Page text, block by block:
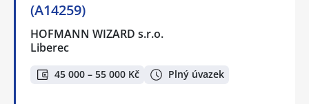
(A14259)
HOFMANN WIZARD s.r.o.
Liberec
45 000 – 55 000 Kč Plný úvazek